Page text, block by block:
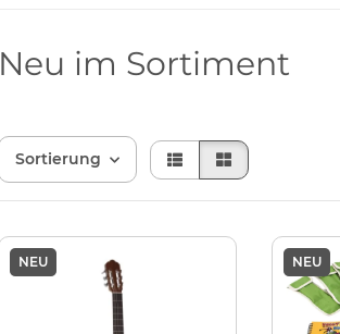
Neu im Sortiment
Sortierung
NEU NEU